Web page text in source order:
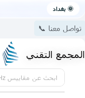
🌞 بغداد
تواصل معنا 📞
المجمع التقني
ابحث عن مقاييس V-A-Hz